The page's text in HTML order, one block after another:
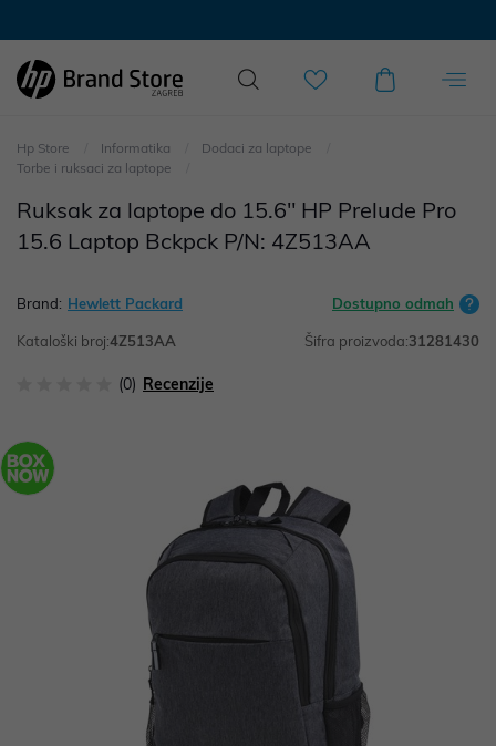
Hp Store Informatika
Dodaci za laptope
Torbe i ruksaci za laptope
Ruksak za laptope do 15.6" HP Prelude Pro
15.6 Laptop Bckpck P/N: 4Z513AA
Brand: Hewlett Packard Dostupno odmah
Kataloški broj:4Z513AA Šifra proizvoda:31281430
(0) Recenzije